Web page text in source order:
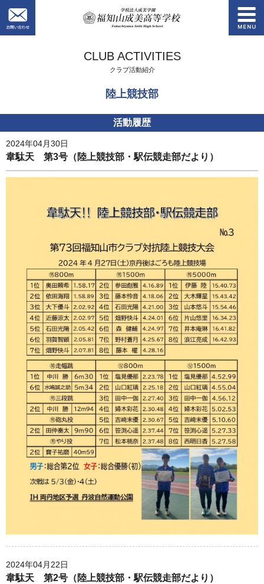
学校法人成美学
CLUB ACTIVITIES
クラブ活動紹介
陸上競技部
活動履歴
2024年04月30日
韋駄天 第3号（陸上競技部・駅伝競走部だより）
2024年04月22日
韋駄天 第2号（陸上競技部・駅伝競走部だより）